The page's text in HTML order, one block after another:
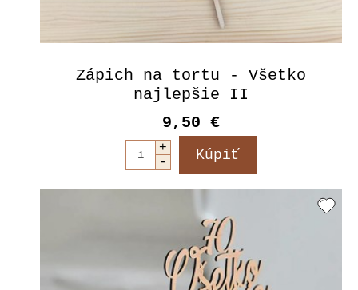
Zápich na tortu - Všetko
najlepšie II
9,50 €